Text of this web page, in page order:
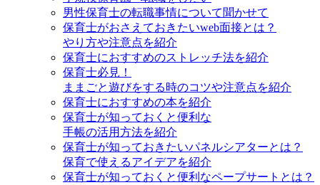
男性保育士の転職事情について聞かせて
保育士がおさえておきたいweb面接とは？
やり方や注意点を紹介
保育士におすすめのストレッチ法を紹介
保育士必見！
ままごと遊びをする時のコツや注意点を紹介
保育士におすすめの本を紹介
保育士が知っておくと便利な
手帳の活用方法を紹介
保育士が知っておきたいパネルシアターとは？
保育で使えるアイデアを紹介
保育士が知っておくと便利なペープサートとは？